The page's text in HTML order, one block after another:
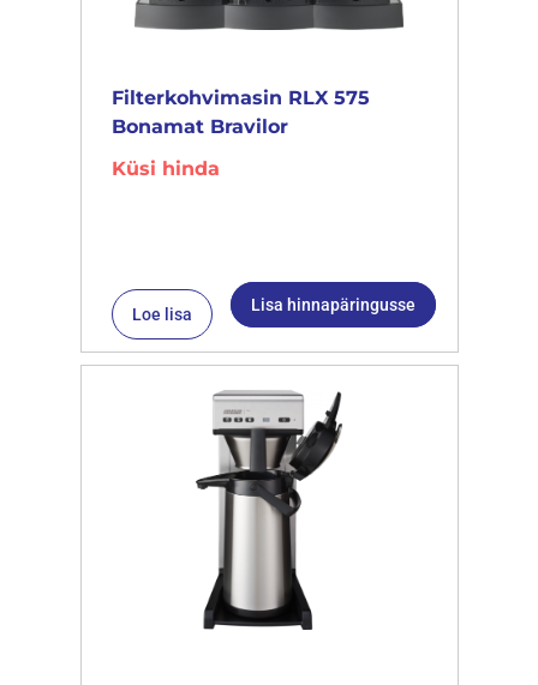
Filterkohvimasin RLX 575
Bonamat Bravilor
Küsi hinda
Loe lisa Lisa hinnapäringusse